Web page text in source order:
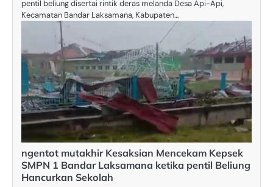
pentil beliung disertai rintik deras melanda Desa Api-Api,
Kecamatan Bandar Laksamana, Kabupaten…
ngentot mutakhir Kesaksian Mencekam Kepsek
SMPN 1 Bandar Laksamana ketika pentil Beliung
Hancurkan Sekolah